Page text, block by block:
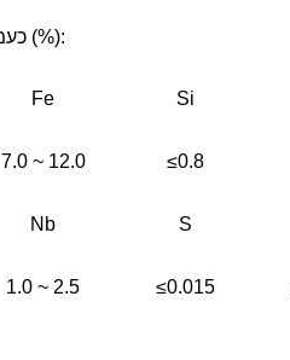
כעמישע צוזאמענשטעלונג פון וועַלסט מעטאַל (%):
Fe Si
7.0 ~ 12.0 ≤0.8
Nb S
1.0 ~ 2.5 ≤0.015